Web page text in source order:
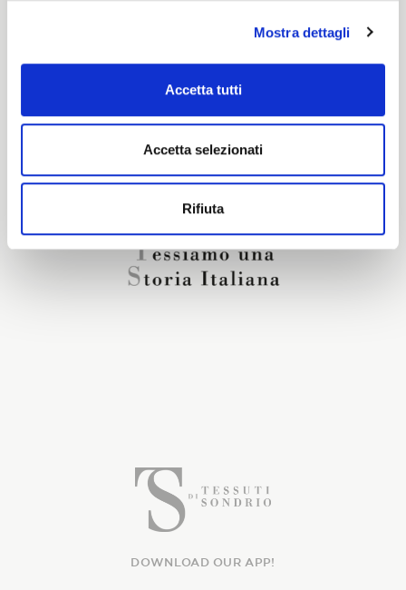
Mostra dettagli
Accetta tutti
Accetta selezionati
Rifiuta
Are you interested in this fabric?
CONTACT OUR FINANCIAL ADVISOR
DOWNLOAD OUR APP!